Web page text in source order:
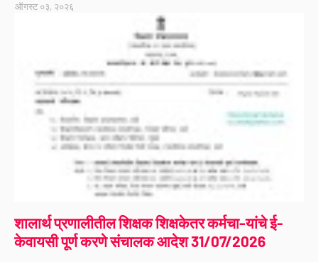
ऑगस्ट ०३, २०२६
शालार्थ प्रणालीतील शिक्षक शिक्षकेतर कर्मचा-यांचे ई-
केवायसी पूर्ण करणे संचालक आदेश 31/07/2026